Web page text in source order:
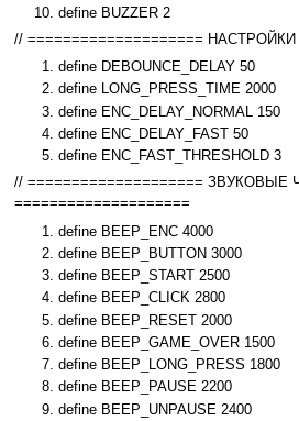
define BUZZER 2
// ==================== НАСТРОЙКИ
define DEBOUNCE_DELAY 50
define LONG_PRESS_TIME 2000
define ENC_DELAY_NORMAL 150
define ENC_DELAY_FAST 50
define ENC_FAST_THRESHOLD 3
// ==================== ЗВУКОВЫЕ
====================
define BEEP_ENC 4000
define BEEP_BUTTON 3000
define BEEP_START 2500
define BEEP_CLICK 2800
define BEEP_RESET 2000
define BEEP_GAME_OVER 1500
define BEEP_LONG_PRESS 1800
define BEEP_PAUSE 2200
define BEEP_UNPAUSE 2400